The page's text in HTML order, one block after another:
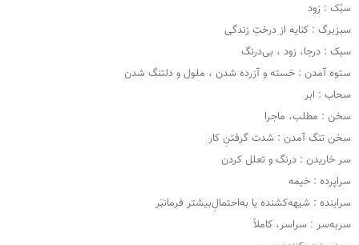
سبُک : زود
سبزبرگ : کنایه از درختِ زندگی
سبک : درجا، زود ، بی‌درنگ
ستوه آمدن : خسته و آزرده شدن ، ملول و دلتنگ شدن
سحاب : ابر
سخن : مطلب، ماجرا
سخن تنگ آمدن : شدت گرفتنِ کار
سر خاریدن : درنگ و تعلل کردن
سراپرده : خیمه
سراینده : شیهه‌کشنده یا به‌احتمالِ‌بیشتر فرمانبَر
سربه‌سر : سراسر، کاملاً